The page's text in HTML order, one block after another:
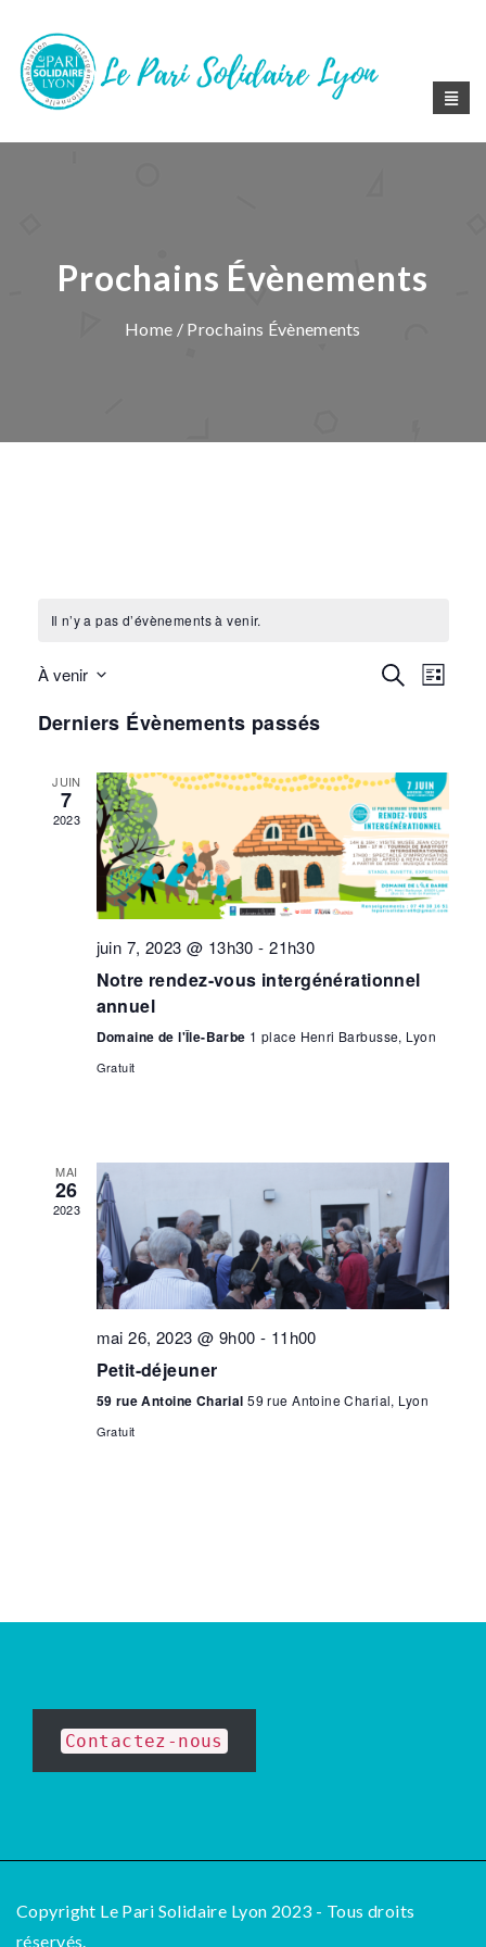
Prochains Évènements
Home / Prochains Évènements
Il n’y a pas d’évènements à venir.
de
vues
Recherche
Liste
À venir
une
Derniers Évènements passés
JUIN
7
2023
juin 7, 2023 @ 13h30 -21h30
Notre rendez-vous intergénérationnel
annuel
Domaine de l'Île-Barbe 1 place Henri Barbusse, Lyon
Gratuit
MAI
26
2023
mai 26, 2023 @ 9h00 - 11h00
Petit-déjeuner
59 rue Antoine Charial59 rue Antoine Charial, Lyon
Gratuit
Contactez-nous
Copyright Le Pari Solidaire Lyon 2023 - Tous droits
réservés.